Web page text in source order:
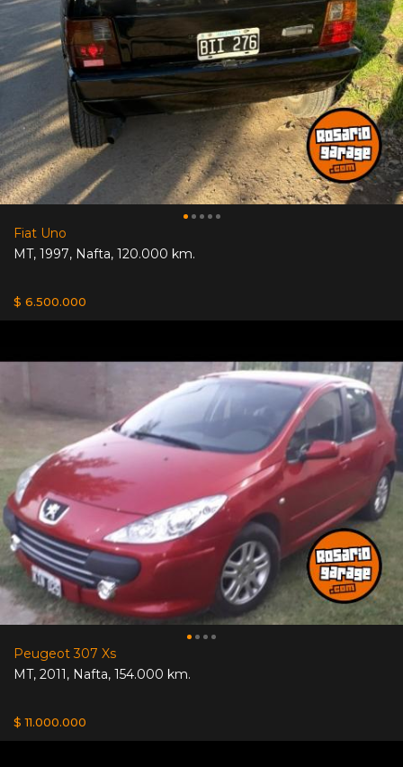
Fiat Uno
MT, 1997, Nafta, 120.000 km.
$ 6.500.000
Peugeot 307 Xs
MT, 2011, Nafta, 154.000 km.
$ 11.000.000